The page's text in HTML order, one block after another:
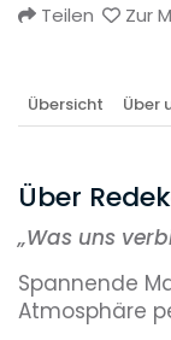
Teilen Zur
Übersicht Über
Über
„Was uns
Spannende
Atmosphäre